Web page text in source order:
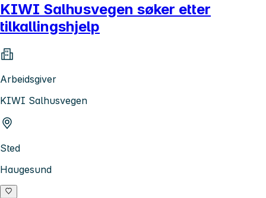
KIWI Salhusvegen søker etter
tilkallingshjelp
Arbeidsgiver
KIWI Salhusvegen
Sted
Haugesund